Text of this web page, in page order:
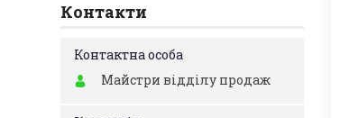
Контакти
Майстри відділу продаж